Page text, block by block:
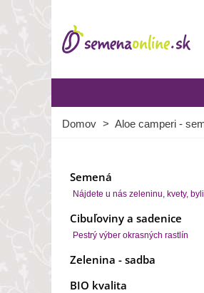
Domov > Aloe camperi -
Semená
Nájdete u nás zeleninu, kvety,
Cibuľoviny a sadenice
Pestrý výber okrasných rastlín
Zelenina - sadba
BIO kvalita